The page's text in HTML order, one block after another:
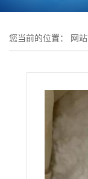
您当前的位置： 网